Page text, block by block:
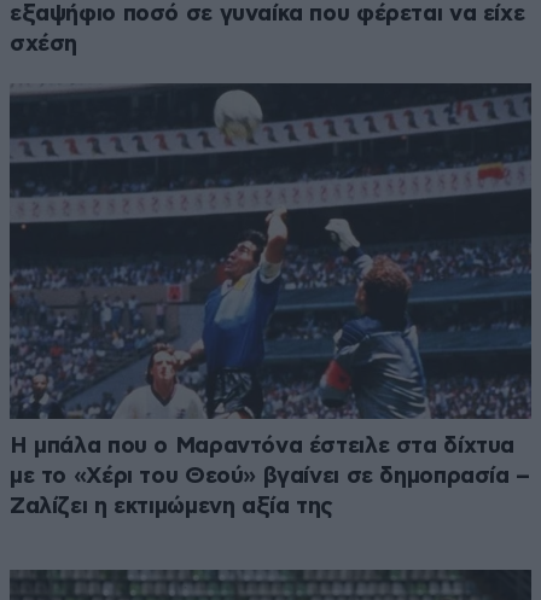
εξαψήφιο ποσό σε γυναίκα που φέρεται να είχε
σχέση
Η μπάλα που ο Μαραντόνα έστειλε στα δίχτυα
με το «Χέρι του Θεού» βγαίνει σε δημοπρασία –
Ζαλίζει η εκτιμώμενη αξία της